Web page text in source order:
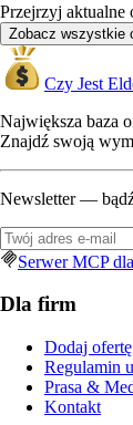
Przejrzyj aktualne
Zobacz wszystkie
Czy Jest
Największa baza
Znajdź swoją
Newsletter —
Serwer MCP
Dla firm
Dodaj
Regulamin
Prasa &
Kontakt